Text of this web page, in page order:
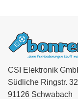
CSI Elektronik
Südliche Ringstr. 32
91126 Schwabach